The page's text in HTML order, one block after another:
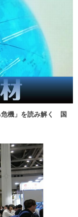
危機」を読み解く 国